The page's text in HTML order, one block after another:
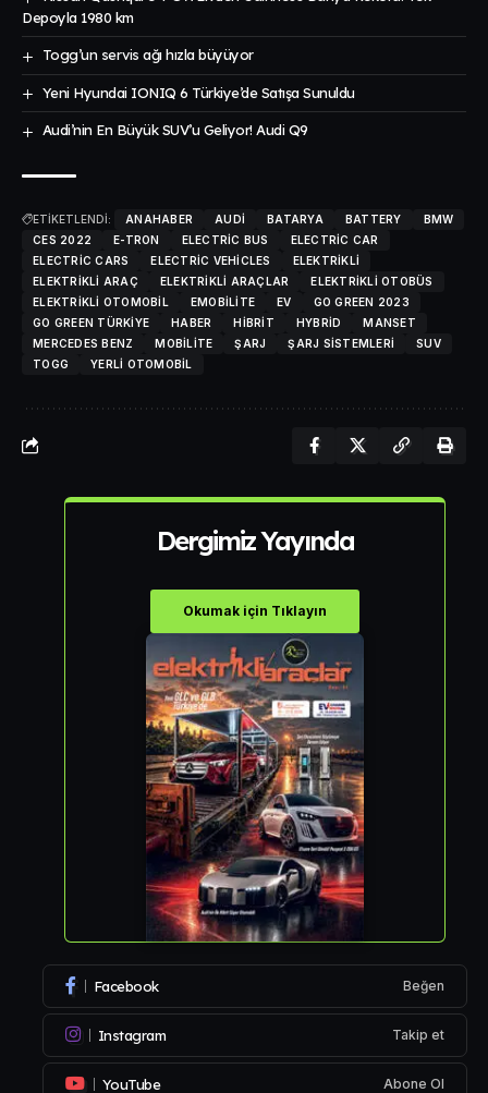
Depoyla 1980 km
Togg’un servis ağı hızla büyüyor
Yeni Hyundai IONIQ 6 Türkiye’de Satışa Sunuldu
Audi’nin En Büyük SUV’u Geliyor! Audi Q9
ETİKETLENDİ: ANAHABER AUDI BATARYA BATTERY
BMW
CES 2022
E-TRON ELECTRIC BUS
ELECTRIC CAR
ELECTRIC CARS
ELECTRIC VEHICLES
ELEKTRIKLI
ELEKTRIKLI ARAÇ
ELEKTRIKLI ARAÇLAR
ELEKTRIKLI OTOBÜS
ELEKTRIKLI OTOMOBIL
EMOBILITE EV
GO GREEN 2023
GO GREEN TÜRKIYE
HABER HIBRIT HYBRID
MANSET
MERCEDES BENZ
MOBILITE ŞARJ ŞARJ SISTEMLERI
SUV
TOGG
YERLI OTOMOBIL
Dergimiz Yayında
Okumak için Tıklayın
Facebook Beğen
Instagram Takip et
YouTube Abone Ol